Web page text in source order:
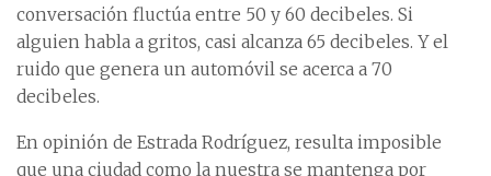
conversación fluctúa entre 50 y 60 decibeles. Si
alguien habla a gritos, casi alcanza 65 decibeles. Y el
ruido que genera un automóvil se acerca a 70
decibeles.
En opinión de Estrada Rodríguez, resulta imposible
que una ciudad como la nuestra se mantenga por